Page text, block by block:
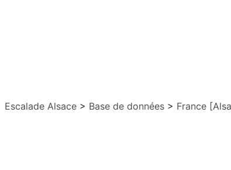
Escalade Alsace > Base de données > France